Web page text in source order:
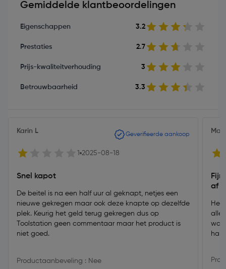
Gemiddelde klantbeoordelingen
Eigenschappen 3.2
Prestaties 2.7
Prijs-kwaliteitverhouding 3
Betrouwbaarheid 3.3
Karin L Geverifieerde aankoop
1 2025-08-18
Snel kapot
De beitel is na een half uur al geknapt, netjes een
nieuwe gekregen maar ook deze knapte op dezelfde
plek. Keurig het geld terug gekregen dus op
Toolstation geen commentaar maar het product is
niet goed.
Productaanbeveling : Nee
af